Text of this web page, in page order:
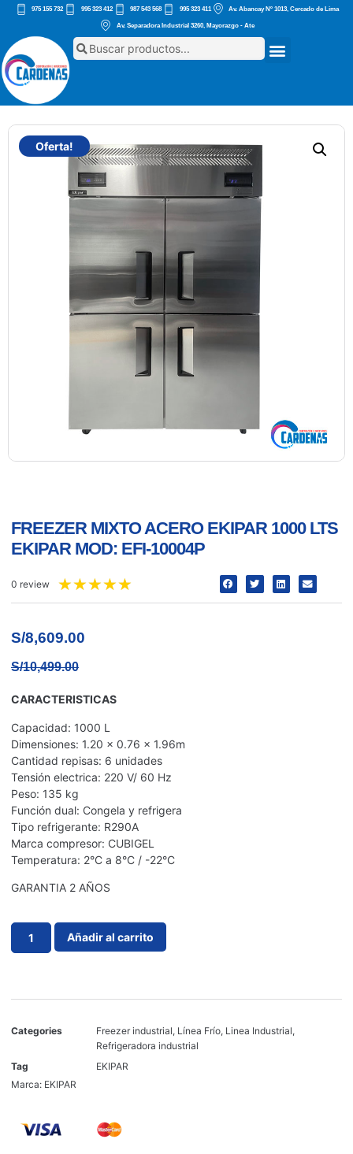
975 155 732 995 323 412 987 543 568 995 323 411 Av. Abancay Nº 1013, Cercado de Lima
Av. Separadora Industrial 3260, Mayorazgo - Ate
Oferta!
FREEZER MIXTO ACERO EKIPAR 1000 LTS
EKIPAR MOD: EFI-10004P
0 review ★★★★★
S/8,609.00
S/10,499.00
CARACTERISTICAS
Capacidad: 1000 L
Dimensiones: 1.20 x 0.76 x 1.96m
Cantidad repisas: 6 unidades
Tensión electrica: 220 V/ 60 Hz
Peso: 135 kg
Función dual: Congela y refrigera
Tipo refrigerante: R290A
Marca compresor: CUBIGEL
Temperatura: 2°C a 8°C / -22°C
GARANTIA 2 AÑOS
Añadir al carrito
Categories Freezer industrial, Línea Frío, Linea Industrial,
Refrigeradora industrial
Tag
EKIPAR
Marca: EKIPAR